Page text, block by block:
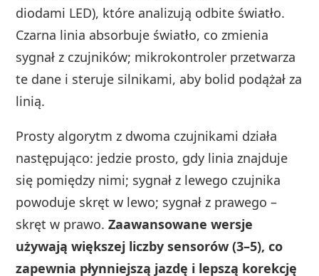
diodami LED), które analizują odbite światło.
Czarna linia absorbuje światło, co zmienia
sygnał z czujników; mikrokontroler przetwarza
te dane i steruje silnikami, aby bolid podążał za
linią.
Prosty algorytm z dwoma czujnikami działa
następująco: jedzie prosto, gdy linia znajduje
się pomiędzy nimi; sygnał z lewego czujnika
powoduje skręt w lewo; sygnał z prawego –
skręt w prawo.Zaawansowane wersje
używają większej liczby sensorów (3–5), co
zapewnia płynniejszą jazdę i lepszą korekcję